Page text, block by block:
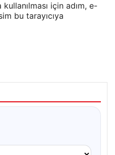
için adım, e-
bu tarayıcıya